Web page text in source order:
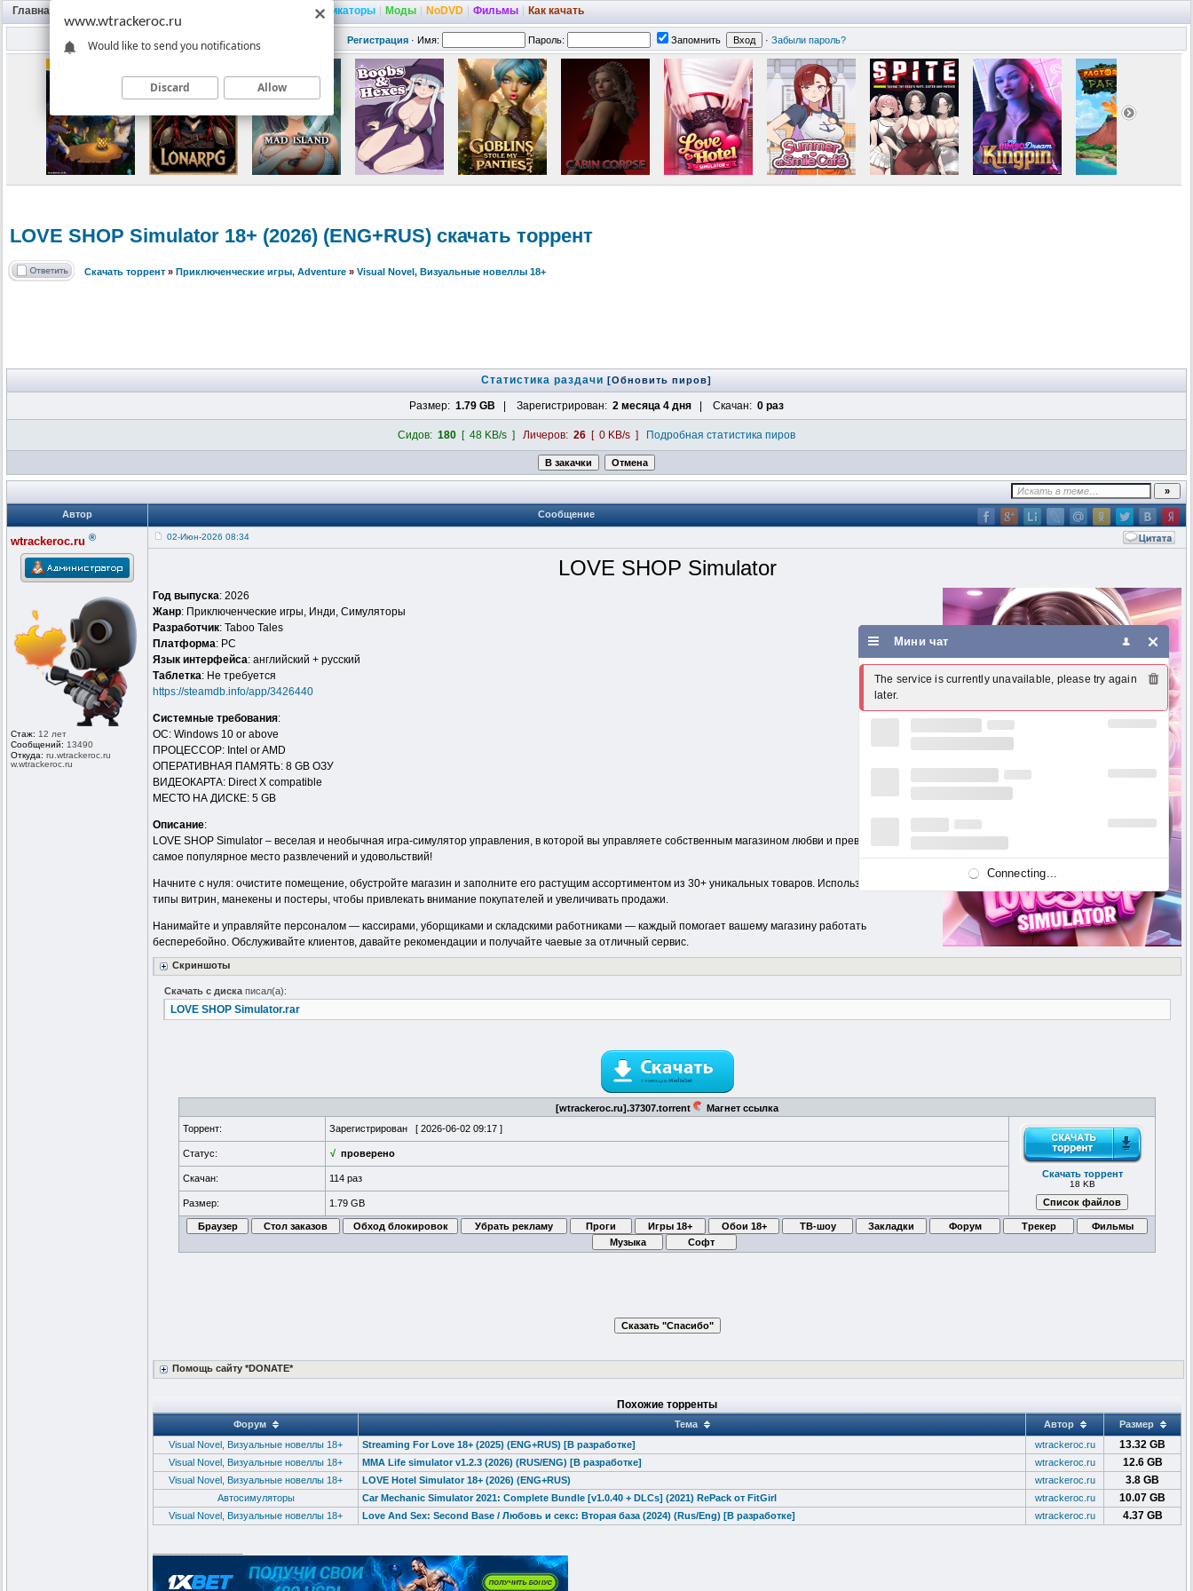
Главная Русификаторы Моды NoDVD Фильмы Как качать
Регистрация · Имя: Пароль: Запомнить · Забыли пароль?
LOVE SHOP Simulator 18+ (2026) (ENG+RUS) скачать торрент
Скачать торрент » Приключенческие игры, Adventure » Visual Novel, Визуальные новеллы 18+
Статистика раздачи [Обновить пиров]
Размер: 1.79 GB | Зарегистрирован: 2 месяца 4 дня | Скачан: 0 раз
Сидов: 180 [ 48 KB/s ] Личеров: 26 [ 0 KB/s ] Подробная статистика пиров
Автор Сообщение
wtrackeroc.ru ®
Стаж: 12 лет
Сообщений: 13490
Откуда: ru.wtrackeroc.ru
w.wtrackeroc .ru
02-Июн-2026 08:34
LOVE SHOP Simulator
Год выпуска: 2026
Жанр: Приключенческие игры, Инди, Симуляторы
Разработчик: Taboo Tales
Платформа: PC
Язык интерфейса: английский + русский
Таблeтка: Не требуется
https://steamdb.info/app/3426440
Системные требования:
ОС: Windows 10 or above
ПРОЦЕССОР: Intel or AMD
ОПЕРАТИВНАЯ ПАМЯТЬ: 8 GB ОЗУ
ВИДЕОКАРТА: Direct X compatible
МЕСТО НА ДИСКЕ: 5 GB
Описание:
LOVE SHOP Simulator – веселая и необычная игра-симулятор управления, в которой вы управляете собственным магазином любви и превращаете его в
самое популярное место развлечений и удовольствий!
Начните с нуля: очистите помещение, обустройте магазин и заполните его растущим ассортиментом из 30+ уникальных товаров. Используйте разные
типы витрин, манекены и постеры, чтобы привлекать внимание покупателей и увеличивать продажи.
Нанимайте и управляйте персоналом — кассирами, уборщиками и складскими работниками — каждый помогает вашему магазину работать
бесперебойно. Обслуживайте клиентов, давайте рекомендации и получайте чаевые за отличный сервис.
Скриншоты
Скачать с дискаписал(а):
LOVE SHOP Simulator.rar
[wtrackeroc.ru].37307.torrent
Магнет ссылка
Торрент:
Зарегистрирован [ 2026-06-02 09:17 ]
Скачать торрент
18 KB
Статус: √ проверено
Скачан: 114 раз
Размер: 1.79 GB
Помощь сайту *DONATE*
Похожие торренты
Форум Тема Автор
Размер
Visual Novel, Визуальные новеллы 18+
Streaming For Love 18+ (2025) (ENG+RUS) [В разработке] wtrackeroc.ru 13.32 GB
Visual Novel, Визуальные новеллы 18+ MMA Life simulator v1.2.3 (2026) (RUS/ENG) [В разработке] wtrackeroc.ru 12.6 GB
Visual Novel, Визуальные новеллы 18+ LOVE Hotel Simulator 18+ (2026) (ENG+RUS) wtrackeroc.ru 3.8 GB
Автосимуляторы Car Mechanic Simulator 2021: Complete Bundle [v1.0.40 + DLCs] (2021) RePack от FitGirl wtrackeroc.ru 10.07 GB
Visual Novel, Визуальные новеллы 18+ Love And Sex: Second Base / Любовь и секс: Вторая база (2024) (Rus/Eng) [В разработке] wtrackeroc.ru 4.37 GB
www.wtrackeroc.ru
Would like to send you notifications
Discard Allow
Мини чат
The service is currently unavailable, please try again
later.
Connecting...